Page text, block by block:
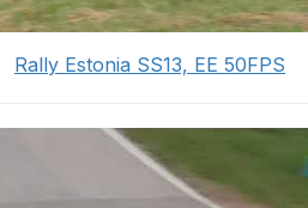
Rally Estonia SS13, EE 50FPS